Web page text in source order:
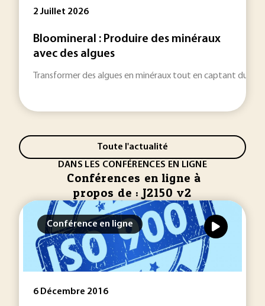
2 Juillet 2026
Bloomineral : Produire des minéraux
avec des algues
Transformer des algues en minéraux tout en captant du
Toute l'actualité
DANS LES CONFÉRENCES EN LIGNE
Conférences en ligne à
propos de : J2150 v2
Conférence en ligne
6 Décembre 2016